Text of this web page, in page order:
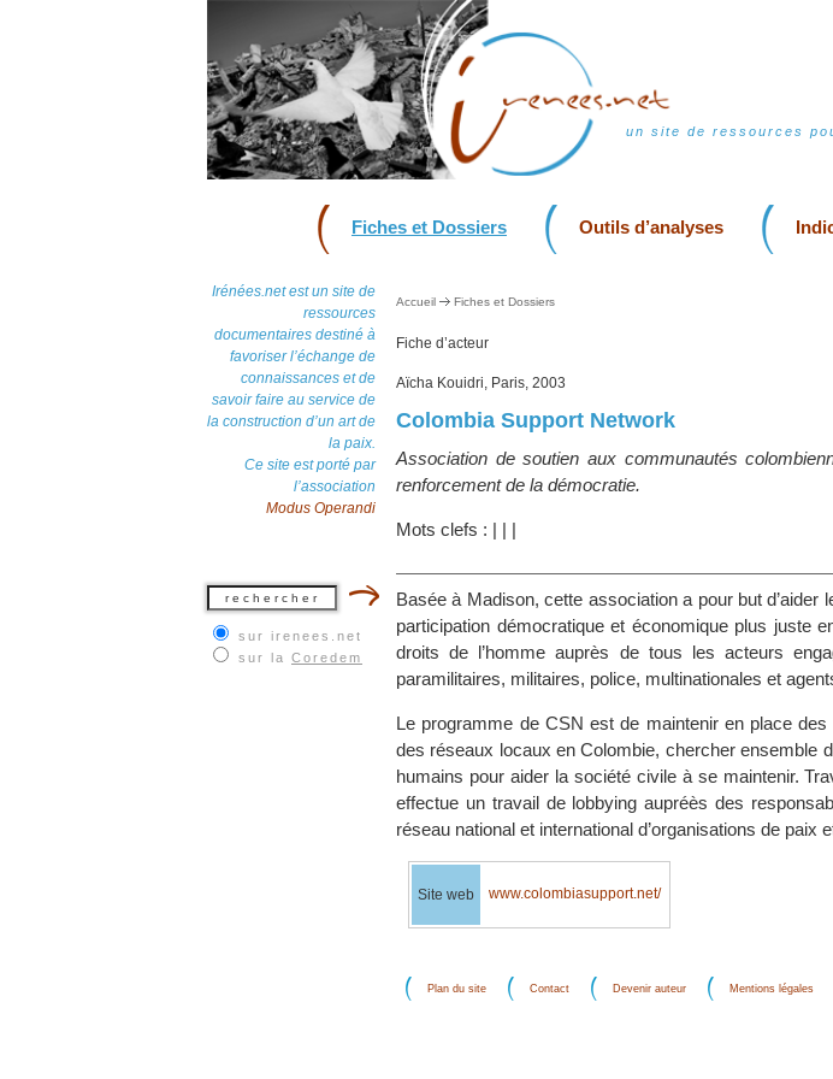
un site de ressources
Fiches et Dossiers Outils d’analyses
Irénées.net est un site de
ressources
documentaires destiné à
favoriser l’échange de
connaissances et de
savoir faire au service de
la construction d’un art de
la paix.
Ce site est porté par
l’association
Modus Operandi
sur irenees.net
sur la Coredem
Accueil Fiches et Dossiers
Fiche d’acteur
Aïcha Kouidri, Paris, 2003
Colombia Support Network
Association de soutien aux communautés
renforcement de la démocratie.
Mots clefs : | | |
Basée à Madison, cette association a pour but
participation démocratique et économique plus juste
droits de l’homme auprès de tous les acteurs
paramilitaires, militaires, police, multinationales et
Le programme de CSN est de maintenir en place
des réseaux locaux en Colombie, chercher ensemble
humains pour aider la société civile à se maintenir.
effectue un travail de lobbying aupréès des
réseau national et international d’organisations de paix
Site web www.colombiasupport.net/
Plan du site Contact Devenir auteur Mentions légales